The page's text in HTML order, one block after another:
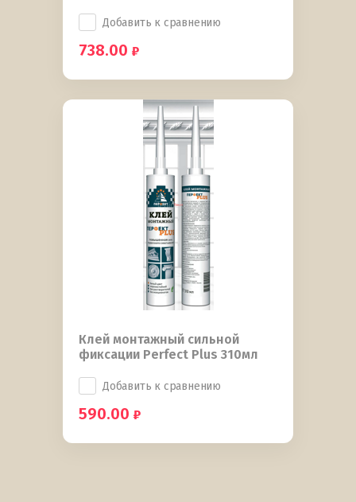
Добавить к сравнению
738.00
Клей монтажный сильной
фиксации Perfect Plus 310мл
Добавить к сравнению
590.00